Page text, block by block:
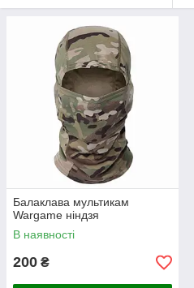
Балаклава мультикам
Wargame ніндзя
В наявності
200 ₴